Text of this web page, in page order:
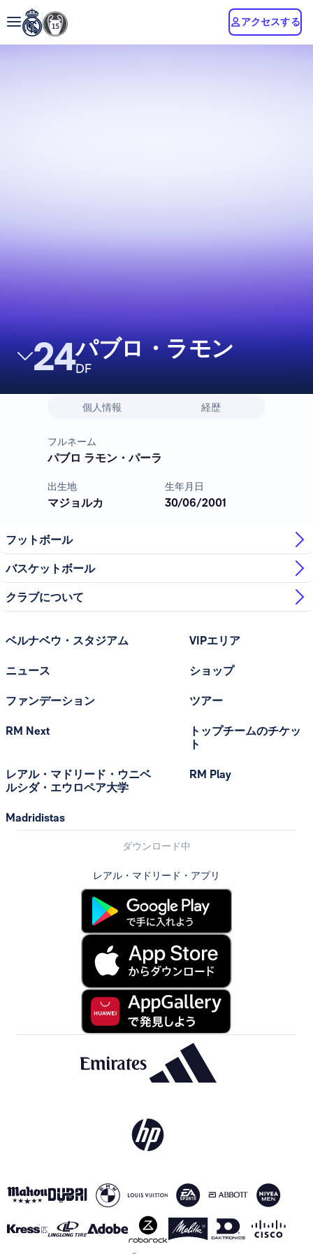
アクセスする
24パブロ・ラモン
DF
個人情報 経歴
フルネーム
パブロ ラモン・パーラ
出生地
マジョルカ
生年月日
30/06/2001
フットボール
バスケットボール
クラブについて
ベルナベウ・スタジアム
ニュース
ファンデーション
RM Next
レアル・マドリード・ウニベ
ルシダ・エウロペア大学
Madridistas
VIPエリア
ショップ
ツアー
トップチームのチケッ
ト
RM Play
ダウンロード中
レアル・マドリード・アプリ